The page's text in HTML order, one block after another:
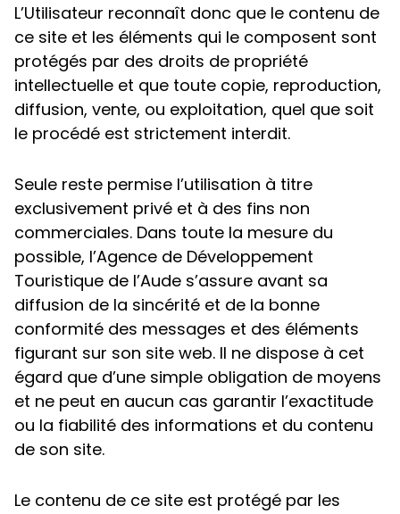
L’Utilisateur reconnaît donc que le contenu de
ce site et les éléments qui le composent sont
protégés par des droits de propriété
intellectuelle et que toute copie, reproduction,
diffusion, vente, ou exploitation, quel que soit
le procédé est strictement interdit.
Seule reste permise l’utilisation à titre
exclusivement privé et à des fins non
commerciales. Dans toute la mesure du
possible, l’Agence de Développement
Touristique de l’Aude s’assure avant sa
diffusion de la sincérité et de la bonne
conformité des messages et des éléments
figurant sur son site web. Il ne dispose à cet
égard que d’une simple obligation de moyens
et ne peut en aucun cas garantir l’exactitude
ou la fiabilité des informations et du contenu
de son site.
Le contenu de ce site est protégé par les